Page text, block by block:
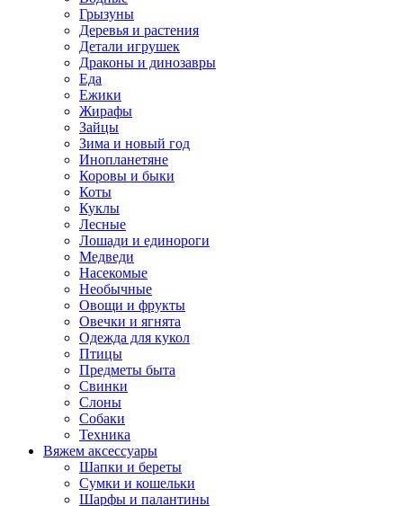
Грызуны
Деревья и растения
Детали игрушек
Драконы и динозавры
Еда
Ежики
Жирафы
Зайцы
Зима и новый год
Инопланетяне
Коровы и быки
Коты
Куклы
Лесные
Лошади и единороги
Медведи
Насекомые
Необычные
Овощи и фрукты
Овечки и ягнята
Одежда для кукол
Птицы
Предметы быта
Свинки
Слоны
Собаки
Техника
Вяжем аксессуары
Шапки и береты
Сумки и кошельки
Шарфы и палантины